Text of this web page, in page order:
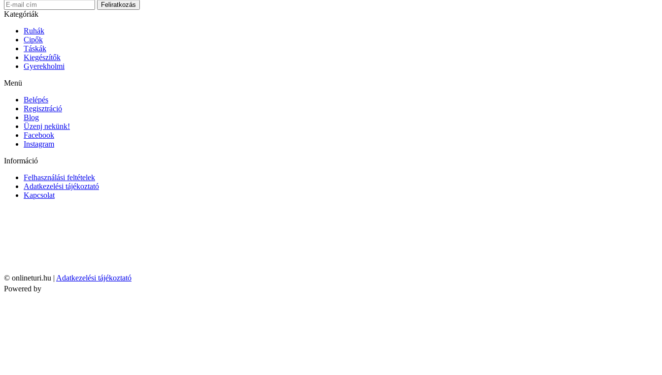
Feliratkozás
Kategóriák
Ruhák
Cipők
Táskák
Kiegészítők
Gyerekholmi
Menü
Belépés
Regisztráció
Blog
Üzenj nekünk!
Facebook
Instagram
Információ
Felhasználási feltételek
Adatkezelési tájékoztató
Kapcsolat
© onlineturi.hu | Adatkezelési tájékoztató
Powered by